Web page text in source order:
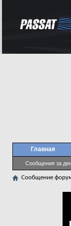
Главная
Сообщения за
Сообщение